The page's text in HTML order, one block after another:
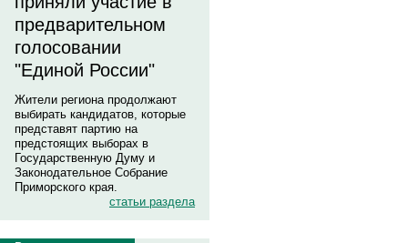
предварительном
голосовании
"Единой России"
Жители региона продолжают
выбирать кандидатов, которые
представят партию на
предстоящих выборах в
Государственную Думу и
Законодательное Собрание
Приморского края.
статьи раздела